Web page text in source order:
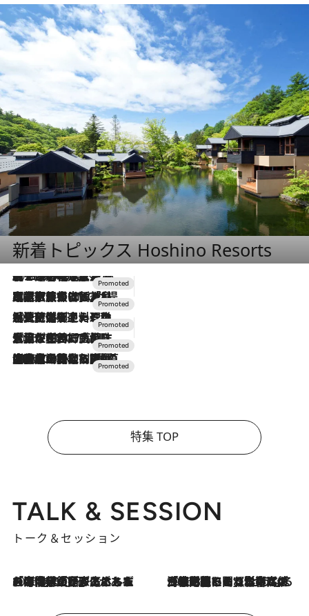
新着トピックス Hoshino Resorts
2026.8.7
【トンボの足水浴】ヒノキの香りに包まれて涼感マックス！約13℃の湧水かけ流しを避暑地「星野温泉 トンボの湯」で体験
2026.7.31
【ホテル帰省】という選択肢をOMOが提案。家族とほどよい距離を保つには「昼は実家、夜は気兼ねなくホテルで！」
2026.7.24
【夏限定ディナーコース】旬を迎える稚鮎や花ズッキーニなどをイタリア・トスカーナの郷土料理の手法で満喫！
2026.7.17
「土佐和ハーブかき氷」がOMO7高知に登場！生姜、山椒、大葉など目にも舌にも涼を呼ぶ郷土の味
2026.7.10
NEW OPEN！【界 草津】名湯の地に誕生。趣の異なる2種の温泉と上州ならではの会席・蕎麦割烹など美食を味わう究極の癒やし旅
特集 TOP
TALK & SESSION
トーク＆セッション
2026.8.3
「今後値上げがあるとすれば…」「リスクがあるのは今年の冬」エネルギー専門家が語る、ホルムズ海峡封鎖が家庭にもたらす“ある心配” 2026.8.3
「住宅建てられない…」「サーチャージ料の高値が続いている」ホルムズ海峡封鎖による影響はいつまで続く？《エネルギー専門家に聞く“どうなる日本の暮らし”》